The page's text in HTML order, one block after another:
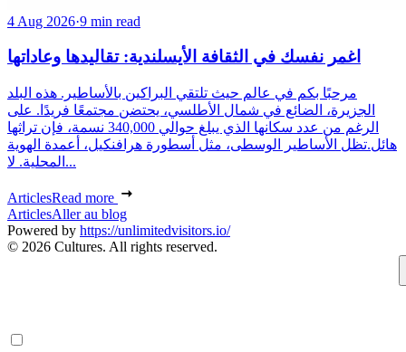
4 Aug 2026·9 min read
اغمر نفسك في الثقافة الأيسلندية: تقاليدها وعاداتها
مرحبًا بكم في عالم حيث تلتقي البراكين بالأساطير. هذه البلد
الجزيرة، الضائع في شمال الأطلسي، يحتضن مجتمعًا فريدًا. على
الرغم من عدد سكانها الذي يبلغ حوالي 340,000 نسمة، فإن تراثها
هائل.تظل الأساطير الوسطى، مثل أسطورة هرافنكيل، أعمدة الهوية
المحلية. لا...
ArticlesRead more
ArticlesAller au blog
Powered by https://unlimitedvisitors.io/
© 2026 Cultures. All rights reserved.